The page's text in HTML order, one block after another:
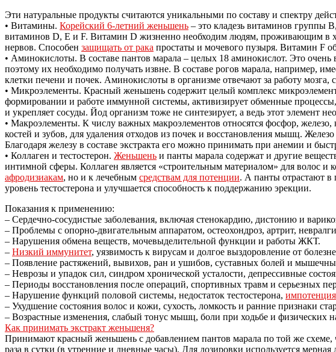
Эти натуральные продукты считаются уникальными по составу и спектру
• Витамины. Корейский 6-летний женьшень – это кладезь витаминов группы
витаминов D, E и F. Витамин D жизненно необходим людям, проживающим в
нервов. Способен защищать от рака простаты и мочевого пузыря. Витамин F
• Аминокислоты. В составе пантов марала – целых 18 аминокислот. Это
поэтому их необходимо получать извне. В составе рогов марала, например,
клетки печени и почек. Аминокислоты в организме отвечают за работу
• Микроэлементы. Красный женьшень содержит целый комплекс
формировании и работе иммунной системы, активизирует обменные
и укрепляет сосуды. Йод организм тоже не синтезирует, а ведь этот элемент
• Макроэлементы. К числу важных макроэлементов относятся фосфор,
костей и зубов, для удаления отходов из почек и восстановления мышц.
Благодаря железу в составе экстракта его можно принимать при анемии и
• Коллаген и тестостерон. Женьшень и панты марала содержат и другие
интимной сферы. Коллаген является «строительным материалом» для волос
афродизиакам, но и к лечебным средствам для потенции. А панты отрастают
уровень тестостерона и улучшается способность к поддержанию эрекции.
Показания к применению:
– Сердечно-сосудистые заболевания, включая стенокардию, дистонию и
– Проблемы с опорно-двигательным аппаратом, остеохондроз, артрит,
– Нарушения обмена веществ, мочевыделительной функции и работы ЖКТ.
– Низкий иммунитет, уязвимость к вирусам и долгое выздоровление от
– Появление растяжений, вывихов, ран и ушибов, суставных болей и
– Неврозы и упадок сил, синдром хронической усталости, депрессивные
– Периоды восстановления после операций, спортивных травм и серьезных
– Нарушение функций половой системы, недостаток тестостерона, импотенция
– Ухудшение состояния волос и кожи, сухость, ломкость и ранние признаки
– Возрастные изменения, слабый тонус мышц, боли при ходьбе и физических
Как принимать экстракт женьшеня?
Принимают красный женьшень с добавлением пантов марала по той же
раза в сутки (в утренние и дневные часы). Для дозировки используется